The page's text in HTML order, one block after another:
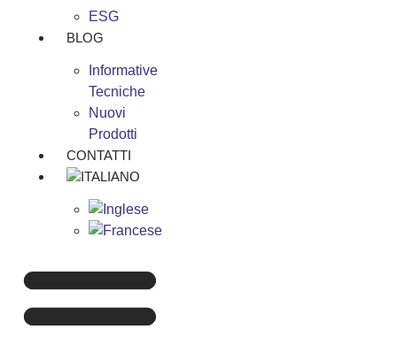
ESG
BLOG
Informative
Tecniche
Nuovi
Prodotti
CONTATTI